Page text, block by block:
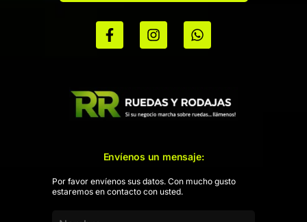
Envíenos un mensaje:
Por favor envíenos sus datos. Con mucho gusto
estaremos en contacto con usted.